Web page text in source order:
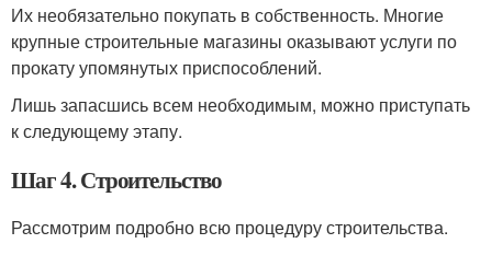
Их необязательно покупать в собственность. Многие
крупные строительные магазины оказывают услуги по
прокату упомянутых приспособлений.
Лишь запасшись всем необходимым, можно приступать
к следующему этапу.
Шаг 4. Строительство
Рассмотрим подробно всю процедуру строительства.